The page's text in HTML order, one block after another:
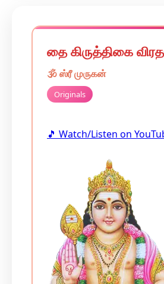
தை கிருத்திகை
🕉️ஸ்ரீ முருகன்
Originals
🎵 Watch/Listen on